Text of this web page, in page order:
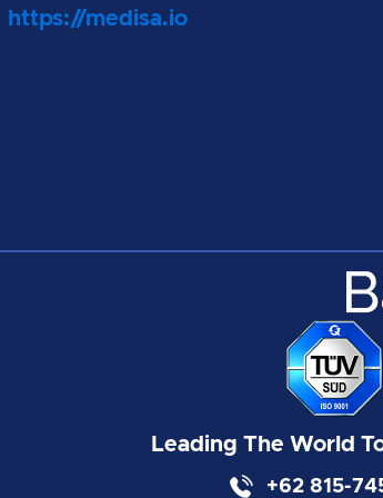
https://medisa.io
Leading The World
+62 815-